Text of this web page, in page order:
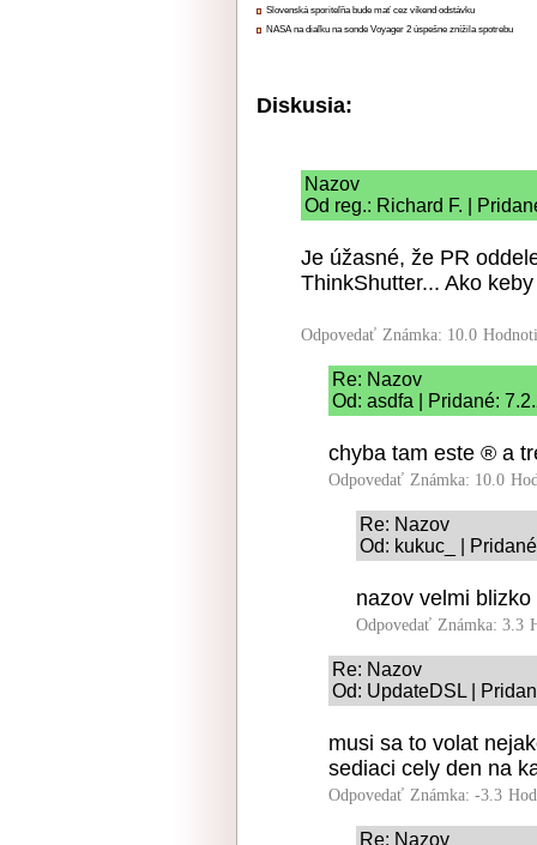
Slovenská sporiteľňa bude mať cez víkend odstávku
NASA na diaľku na sonde Voyager 2 úspešne znížila spotrebu
Diskusia:
Nazov
Od reg.: Richard F. |
Je úžasné, že PR
ThinkShutter... Ako
Odpovedať Známka: 10.0
Re: Nazov
Od: asdfa | Pridané:
chyba tam este ® a
Odpovedať Známka: 10.0
Re: Nazov
Od: kukuc_ |
nazov velmi
Odpovedať Známka: 3.3
Re: Nazov
Od: UpdateDSL |
musi sa to volat
sediaci cely den na
Odpovedať Známka: -3.3
Re: Nazov